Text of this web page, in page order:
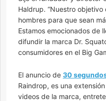
Haldrup. “Nuestro
hombres para que sean
Estamos emocionados de
difundir la marca Dr.
consumidores en el Big
El anuncio de 30
Raindrop, es una
videos de la marca,